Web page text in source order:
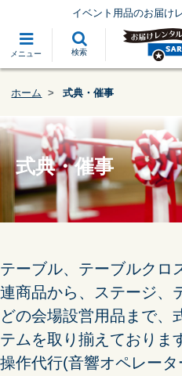
メニュー 検索
イベント用品のお届け
ホーム 式典・催事
式典・催事
テーブル、テーブルクロ
連商品から、ステージ、
どの会場設営用品まで、
テムを取り揃えておりま
操作代行(音響オペレー